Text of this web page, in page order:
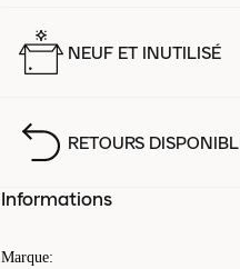
NEUF ET INUTILISÉ
RETOURS
Informations
Marque: